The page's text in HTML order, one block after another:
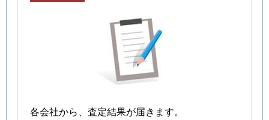
各会社から、査定結果が届きます。